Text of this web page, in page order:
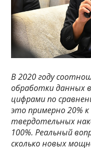
В 2020 году
обработки данных
цифрами по
это примерно 20%
твердотельных
100%. Реальный
сколько новых